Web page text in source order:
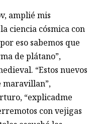
amplié mis
ciencia cósmica con
eso sabemos que
de plátano”,
“Estos nuevos
maravillan”,
“explicadme
con vejigas